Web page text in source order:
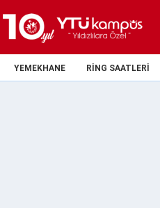
YEMEKHANE RING SAATLERI